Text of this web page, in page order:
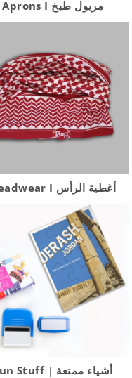
Aprons I مريول طبخ
Headwear I أغطية الرأس
Fun Stuff | أشياء ممتعة